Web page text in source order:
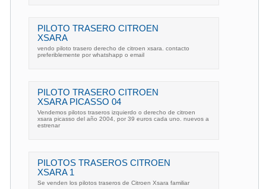
PILOTO TRASERO CITROEN
XSARA
vendo piloto trasero derecho de citroen xsara. contacto
preferiblemente por whatshapp o email
PILOTO TRASERO CITROEN
XSARA PICASSO 04
Vendemos pilotos traseros izquierdo o derecho de citroen
xsara picasso del año 2004, por 39 euros cada uno. nuevos a
estrenar
PILOTOS TRASEROS CITROEN
XSARA 1
Se venden los pilotos traseros de Citroen Xsara familiar